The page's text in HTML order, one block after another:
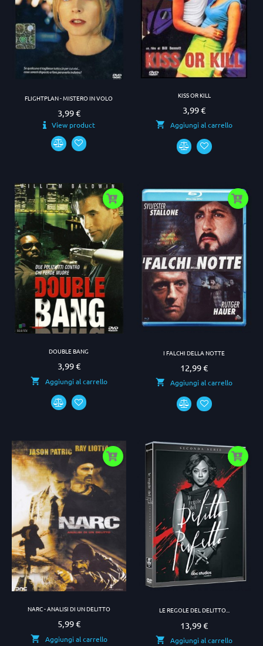
FLIGHTPLAN - MISTERO IN VOLO
Prezzo
3,99 €
View product
KISS OR KILL
Prezzo
3,99 €
Aggiungi al carrello
DOUBLE BANG
Prezzo
3,99 €
Aggiungi al carrello
I FALCHI DELLA NOTTE
Prezzo
12,99 €
Aggiungi al carrello
NARC - ANALISI DI UN DELITTO
Prezzo
5,99 €
Aggiungi al carrello
LE REGOLE DEL DELITTO...
Prezzo
13,99 €
Aggiungi al carrello